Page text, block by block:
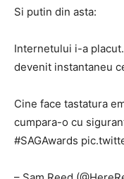
Si putin din asta:
Internetului i-a
devenit instantaneu
Cine face tastatura
cumpara-o cu
#SAGAwards